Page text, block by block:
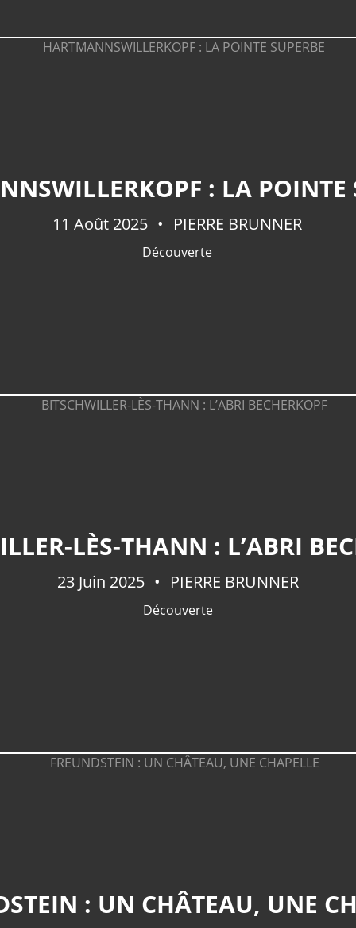
: LA POINTE
11 Août 2025 PIERRE BRUNNER
Découverte
LÈS-THANN : L’ABRI
23 Juin 2025 PIERRE BRUNNER
Découverte
: UN CHÂTEAU, UNE